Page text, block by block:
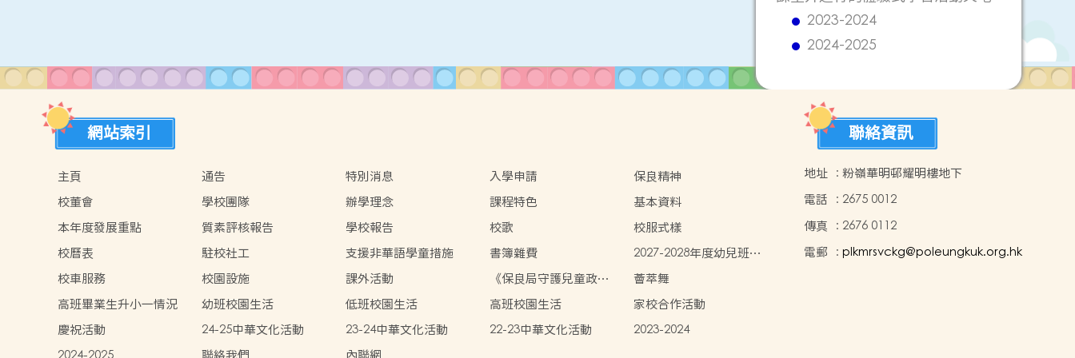
2023-2024
2024-2025
網站索引
主頁 通告 特別消息 入學申請
保良精神
校董會
學校團隊 辦學理念 課程特色
基本資料
本年度發展重點
質素評核報告 學校報告 校歌
校服式樣
校曆表
駐校社工 支援非華語學童措施 書簿雜費
2027-2028年度幼兒班入
學報名程序
校車服務 校園設施 課外活動
《保良局守護兒童政
策》
薈萃舞
高班畢業生升小一情況
幼班校園生活 低班校園生活 高班校園生活
家校合作活動
慶祝活動
24-25中華文化活動 23-24中華文化活動 22-23中華文化活動
2023-2024
聯絡資訊
地址 : 粉嶺華明邨耀明樓地下
電話 : 2675 0012
傳真 : 2676 0112
電郵 : plkmrsvckg@poleungkuk.org.hk